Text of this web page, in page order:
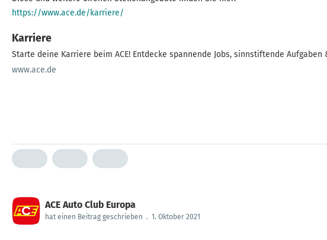
https://www.ace.de/karriere/
Karriere
Starte deine Karriere beim ACE! Entdecke spannende Jobs, sinnstiftende
www.ace.de
ACE Auto Club Europa
hat einen Beitrag geschrieben . 1. Oktober 2021